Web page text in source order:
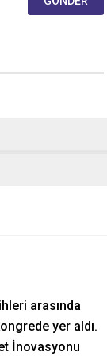
arasında
yer aldı.
İnovasyonu